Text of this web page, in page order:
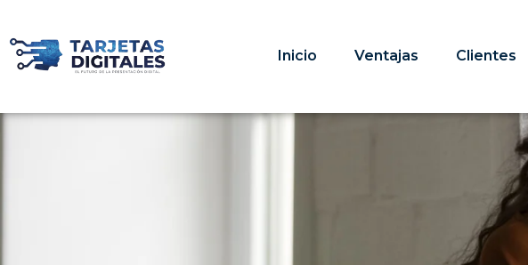
Inicio Ventajas Clientes